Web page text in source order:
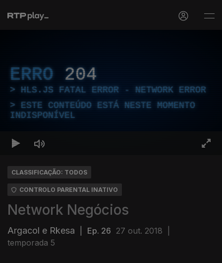
ERRO 204
HLS.JS FATAL ERROR - NETWORK ERROR
ESTE CONTEÚDO ESTÁ NESTE MOMENTO
INDISPONÍVEL
CLASSIFICAÇÃO: TODOS
CONTROLO PARENTAL INATIVO
Network Negócios
Argacol e Rkesa Ep. 26 27 out. 2018
temporada 5